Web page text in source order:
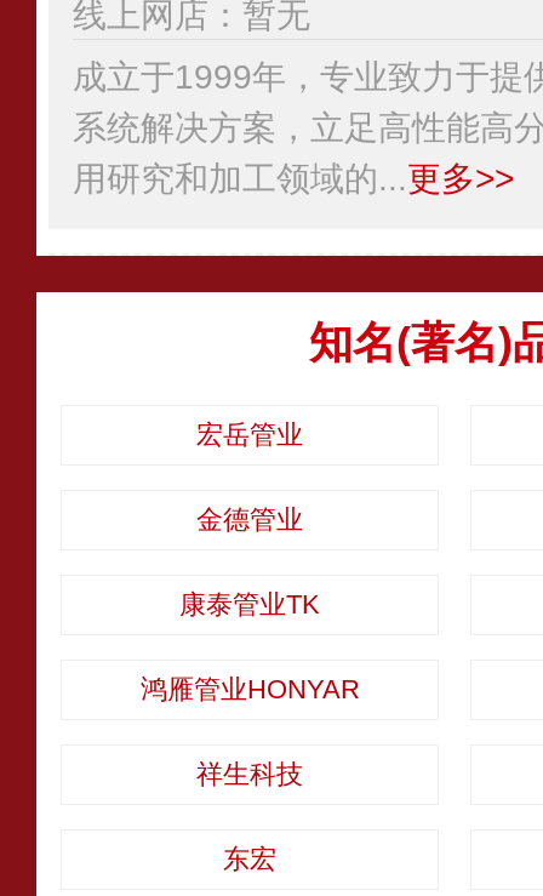
线上网店：暂无
成立于1999年，专业致力于提
系统解决方案，立足高性能高
用研究和加工领域的...更多>>
知名(著名)
宏岳管业
金德管业
康泰管业TK
鸿雁管业HONYAR
祥生科技
东宏